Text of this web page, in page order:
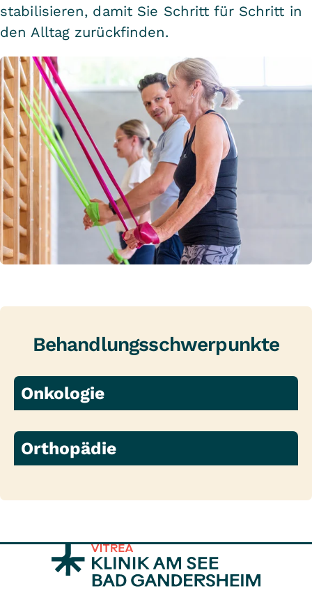
stabilisieren, damit Sie Schritt für Schritt in
den Alltag zurückfinden.
Behandlungsschwerpunkte
Onkologie
Orthopädie